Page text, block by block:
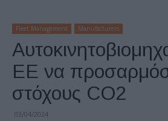
Fleet Management Manufacturers
ΕΕ να
στόχους CO2
03/04/2024